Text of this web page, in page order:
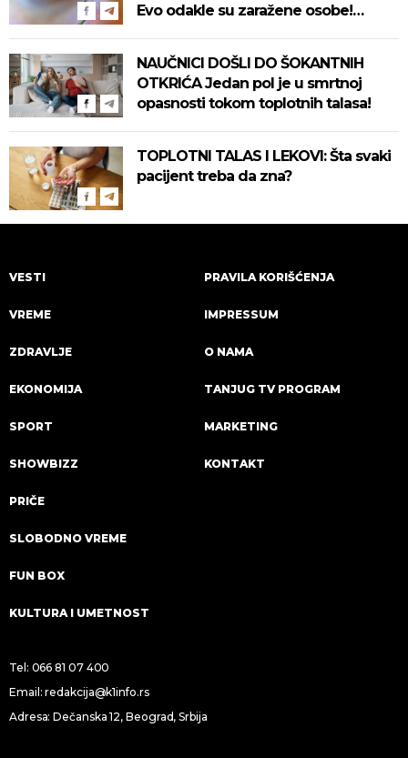
Evo odakle su zaražene osobe!
NAUČNICI DOŠLI DO ŠOKANTNIH
OTKRIĆA Jedan pol je u smrtnoj
opasnosti tokom toplotnih talasa!
TOPLOTNI TALAS I LEKOVI: Šta svaki
pacijent treba da zna?
VESTI
VREME
ZDRAVLJE
EKONOMIJA
SPORT
SHOWBIZZ
PRIČE
SLOBODNO VREME
FUN BOX
KULTURA I UMETNOST
PRAVILA KORIŠĆENJA
IMPRESSUM
O NAMA
TANJUG TV PROGRAM
MARKETING
KONTAKT
Tel: 066 81 07 400
Email:redakcija@k1info.rs
Adresa: Dečanska 12, Beograd, Srbija